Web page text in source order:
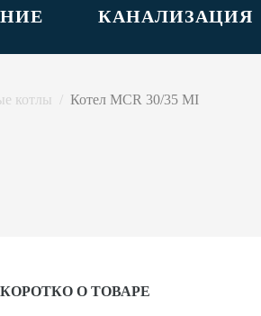
КАНАЛИЗАЦИЯ
котлы Котел MCR 30/35 MI
КОРОТКО О ТОВАРЕ